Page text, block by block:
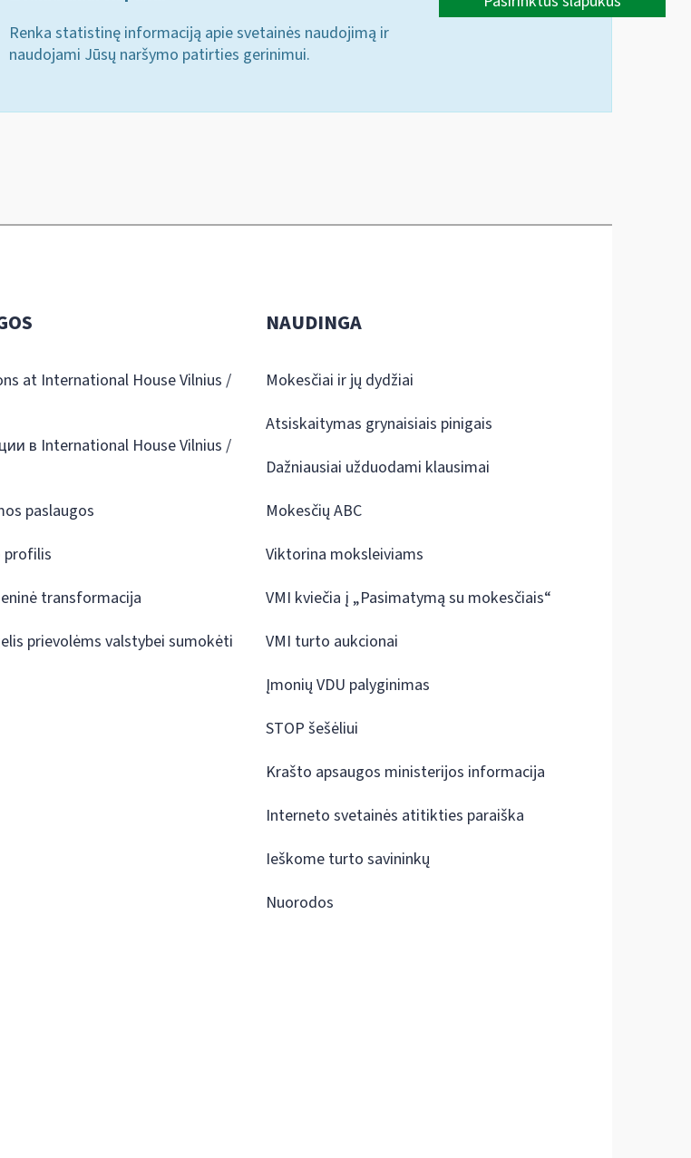
Renka statistinę informaciją apie svetainės naudojimą ir
naudojami Jūsų naršymo patirties gerinimui.
at International House Vilnius /
в International House Vilnius /
paslaugos
profilis
transformacija
prievolėms valstybei sumokėti
NAUDINGA
Mokesčiai ir jų dydžiai
Atsiskaitymas grynaisiais pinigais
Dažniausiai užduodami klausimai
Mokesčių ABC
Viktorina moksleiviams
VMI kviečia į „Pasimatymą su mokesčiais“
VMI turto aukcionai
Įmonių VDU palyginimas
STOP šešėliui
Krašto apsaugos ministerijos informacija
Interneto svetainės atitikties paraiška
Ieškome turto savininkų
Nuorodos